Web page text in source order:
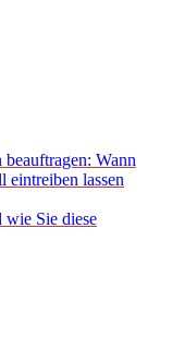
beauftragen: Wann
eintreiben lassen
Sie diese